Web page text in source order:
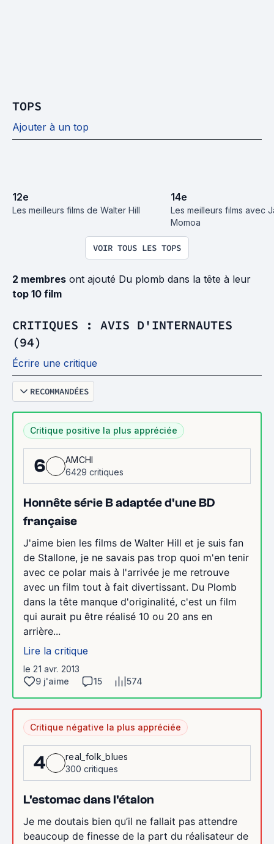
TOPS
Ajouter à un top
12e
Les meilleurs films de Walter Hill
14e
Les meilleurs films avec
Momoa
VOIR TOUS LES TOPS
2 membres ont ajouté Du plomb dans la tête à leur
top 10 film
CRITIQUES : AVIS D'INTERNAUTES
(94)
Écrire une critique
RECOMMANDÉES
Critique positive la plus appréciée
6
AMCHI
6429 critiques
Honnête série B adaptée d'une BD
française
J'aime bien les films de Walter Hill et je suis fan
de Stallone, je ne savais pas trop quoi m'en tenir
avec ce polar mais à l'arrivée je me retrouve
avec un film tout à fait divertissant. Du Plomb
dans la tête manque d'originalité, c'est un film
qui aurait pu être réalisé 10 ou 20 ans en
arrière...
Lire la critique
le 21 avr. 2013
9 j'aime
15 574
Critique négative la plus appréciée
4
real_folk_blues
300 critiques
L'estomac dans l'étalon
Je me doutais bien qu’il ne fallait pas attendre
beaucoup de finesse de la part du réalisateur de